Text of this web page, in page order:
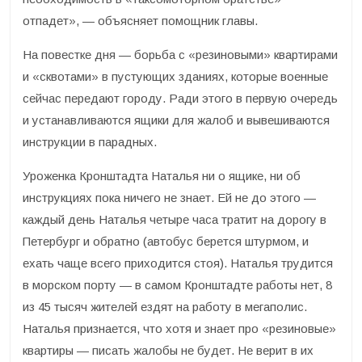
отпадет», — объясняет помощник главы.
На повестке дня — борьба с «резиновыми» квартирами
и «сквотами» в пустующих зданиях, которые военные
сейчас передают городу. Ради этого в первую очередь
и устанавливаются ящики для жалоб и вывешиваются
инструкции в парадных.
Уроженка Кронштадта Наталья ни о ящике, ни об
инструкциях пока ничего не знает. Ей не до этого —
каждый день Наталья четыре часа тратит на дорогу в
Петербург и обратно (автобус берется штурмом, и
ехать чаще всего приходится стоя). Наталья трудится
в морском порту — в самом Кронштадте работы нет, 8
из 45 тысяч жителей ездят на работу в мегаполис.
Наталья признается, что хотя и знает про «резиновые»
квартиры — писать жалобы не будет. Не верит в их